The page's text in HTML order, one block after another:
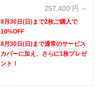
スカバー付き【まとめ買い特典
2枚ご購入で10%OFF】【ダブル
カバーキャンペーン実施中】
257,400 円 ～
8月30日(日)まで2枚ご購入で
10%OFF
8月30日(日)まで通常のサービス
カバーに加え、さらに1枚プレゼ
ント！